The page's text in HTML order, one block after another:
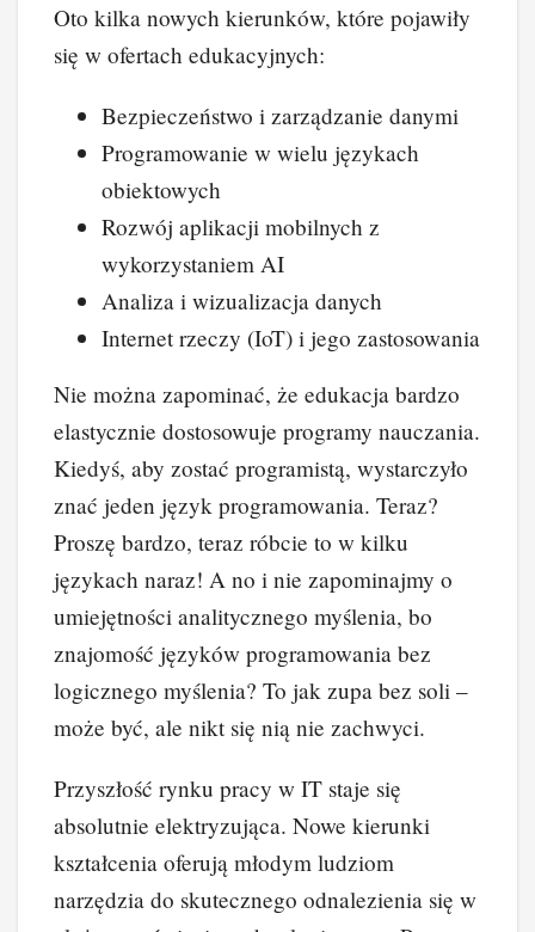
Oto kilka nowych kierunków, które pojawiły
się w ofertach edukacyjnych:
Bezpieczeństwo i zarządzanie danymi
Programowanie w wielu językach
obiektowych
Rozwój aplikacji mobilnych z
wykorzystaniem AI
Analiza i wizualizacja danych
Internet rzeczy (IoT) i jego zastosowania
Nie można zapominać, że edukacja bardzo
elastycznie dostosowuje programy nauczania.
Kiedyś, aby zostać programistą, wystarczyło
znać jeden język programowania. Teraz?
Proszę bardzo, teraz róbcie to w kilku
językach naraz! A no i nie zapominajmy o
umiejętności analitycznego myślenia, bo
znajomość języków programowania bez
logicznego myślenia? To jak zupa bez soli –
może być, ale nikt się nią nie zachwyci.
Przyszłość rynku pracy w IT staje się
absolutnie elektryzująca. Nowe kierunki
kształcenia oferują młodym ludziom
narzędzia do skutecznego odnalezienia się w